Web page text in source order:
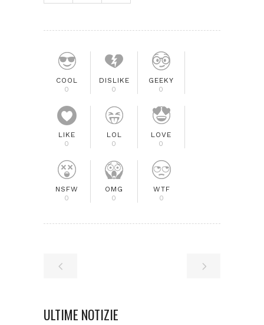
COOL
0
DISLIKE
0
GEEKY
0
LIKE
0
LOL
0
LOVE
0
NSFW
0
OMG
0
WTF
0
ULTIME NOTIZIE